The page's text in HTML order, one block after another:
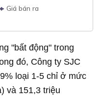
Giá bán ra
"bất động" trong
đó, Công ty SJC
loại 1-5 chỉ ở mức
và 151,3 triệu